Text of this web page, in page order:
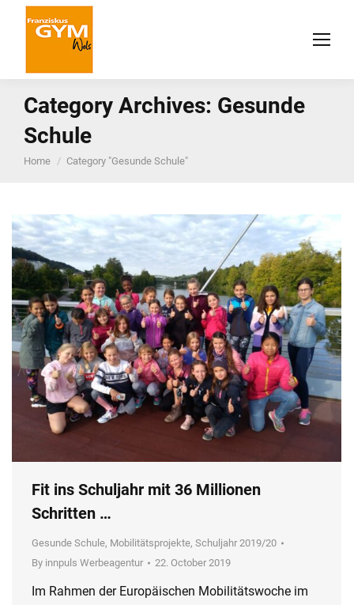
Category Archives: Gesunde
Schule
You are here:
Home Category "Gesunde Schule"
Fit ins Schuljahr mit 36 Millionen
Schritten …
Gesunde Schule, Mobilitätsprojekte, Schuljahr 2019/20
By innpuls Werbeagentur 22. October 2019
Im Rahmen der Europäischen Mobilitätswoche im